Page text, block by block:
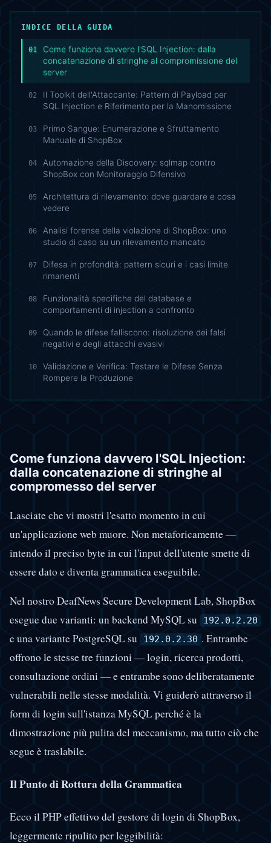
INDICE DELLA GUIDA
01
Come funziona davvero l'SQL Injection: dalla
concatenazione di stringhe al compromissione del
server
02
Il Toolkit dell'Attaccante: Pattern di Payload per
SQL Injection e Riferimento per la Manomissione
03
Primo Sangue: Enumerazione e Sfruttamento
Manuale di ShopBox
04
Automazione della Discovery: sqlmap contro
ShopBox con Monitoraggio Difensivo
05
Architettura di rilevamento: dove guardare e cosa
vedere
06
Analisi forense della violazione di ShopBox: uno
studio di caso su un rilevamento mancato
07
Difesa in profondità: pattern sicuri e i casi limite
rimanenti
08
Funzionalità specifiche del database e
comportamenti di injection a confronto
09
Quando le difese falliscono: risoluzione dei falsi
negativi e degli attacchi evasivi
10
Validazione e Verifica: Testare le Difese Senza
Rompere la Produzione
Come funziona davvero l'SQL Injection:
dalla concatenazione di stringhe al
compromesso del server
Lasciate che vi mostri l'esatto momento in cui
un'applicazione web muore. Non metaforicamente —
intendo il preciso byte in cui l'input dell'utente smette di
essere dato e diventa grammatica eseguibile.
Nel nostro DeafNews Secure Development Lab, ShopBox
esegue due varianti: un backend MySQL su
192.0.2.20
e una variante PostgreSQL su 192.0.2.30 . Entrambe
offrono le stesse tre funzioni — login, ricerca prodotti,
consultazione ordini — e entrambe sono deliberatamente
vulnerabili nelle stesse modalità. Vi guiderò attraverso il
form di login sull'istanza MySQL perché è la
dimostrazione più pulita del meccanismo, ma tutto ciò che
segue è traslabile.
Il Punto di Rottura della Grammatica
Ecco il PHP effettivo del gestore di login di ShopBox,
leggermente ripulito per leggibilità: